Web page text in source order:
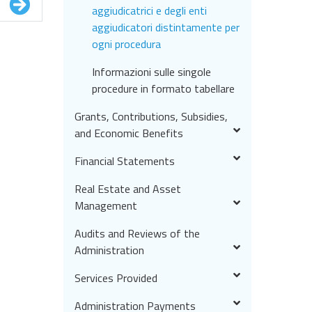
aggiudicatrici e degli enti
aggiudicatori distintamente per
ogni procedura
Informazioni sulle singole
procedure in formato tabellare
Grants, Contributions, Subsidies,
and Economic Benefits
Financial Statements
Real Estate and Asset
Management
Audits and Reviews of the
Administration
Services Provided
Administration Payments